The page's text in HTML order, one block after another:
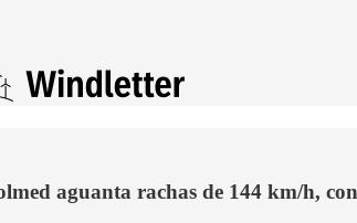
aguanta rachas de 144 km/h,